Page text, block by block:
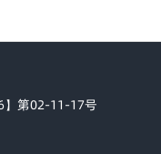
】第02-11-17号